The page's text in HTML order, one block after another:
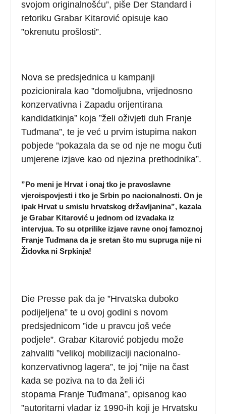
svojom originalnošću”, piše Der Standard i
retoriku Grabar Kitarović opisuje kao
”okrenutu prošlosti”.
Nova se predsjednica u kampanji
pozicionirala kao ”domoljubna, vrijednosno
konzervativna i Zapadu orijentirana
kandidatkinja” koja ”želi oživjeti duh Franje
Tuđmana”, te je već u prvim istupima nakon
pobjede ”pokazala da se od nje ne mogu čuti
umjerene izjave kao od njezina prethodnika”.
”Po meni je Hrvat i onaj tko je pravoslavne
vjeroispovjesti i tko je Srbin po nacionalnosti. On je
ipak Hrvat u smislu hrvatskog državljanina”, kazala
je Grabar Kitarović u jednom od izvadaka iz
intervjua. To su otprilike izjave ravne onoj famoznoj
Franje Tuđmana da je sretan što mu supruga nije ni
Židovka ni Srpkinja!
Die Presse pak da je ”Hrvatska duboko
podijeljena” te u ovoj godini s novom
predsjednicom ”ide u pravcu još veće
podjele”. Grabar Kitarović pobjedu može
zahvaliti ”velikoj mobilizaciji nacionalno-
konzervativnog lagera”, te joj ”nije na čast
kada se poziva na to da želi ići
stopama Franje Tuđmana”, opisanog kao
”autoritarni vladar iz 1990-ih koji je Hrvatsku